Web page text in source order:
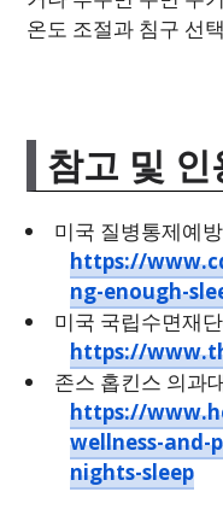
온도 조절과 침구 선
참고 및 인
미국 질병통제예
https://
ng-enough-
미국 국립수면재
https://
존스 홉킨스 의과
https://
wellness-
nights-sleep